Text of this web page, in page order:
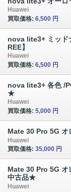
Huawei
買取価格: 6,500 円
nova lite3+ ミッド
REE】
Huawei
買取価格: 6,500 円
nova lite3+ 各色 /
★
Huawei
買取価格: 5,000 円
Mate 30 Pro 5G オ
Huawei
買取価格: 35,000 円
Mate 30 Pro 5G
中古品★
Huawei